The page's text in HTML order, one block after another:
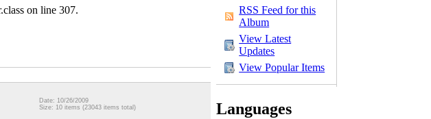
on line 307.
Date: 10/26/2009
Size: 10 items (23043 items total)
RSS Feed for this
Album
View Latest
Updates
View Popular Items
Languages